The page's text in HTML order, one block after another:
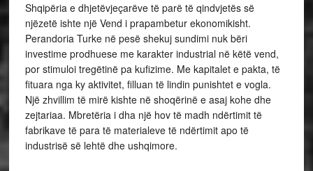
Shqipëria e dhjetëvjeçarëve të parë të qindvjetës së
njëzetë ishte një Vend i prapambetur ekonomikisht.
Perandoria Turke në pesë shekuj sundimi nuk bëri
investime prodhuese me karakter industrial në këtë vend,
por stimuloi tregëtinë pa kufizime. Me kapitalet e pakta, të
fituara nga ky aktivitet, filluan të lindin punishtet e vogla.
Një zhvillim të mirë kishte në shoqërinë e asaj kohe dhe
zejtariaa. Mbretëria i dha një hov të madh ndërtimit të
fabrikave të para të materialeve të ndërtimit apo të
industrisë së lehtë dhe ushqimore.